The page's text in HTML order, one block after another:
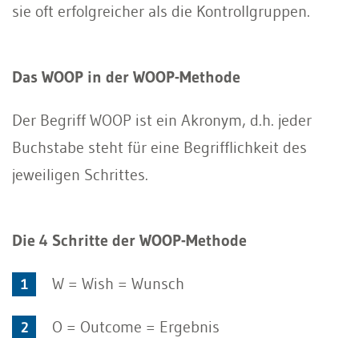
sie oft erfolgreicher als die Kontrollgruppen.
Das WOOP in der WOOP-Methode
Der Begriff WOOP ist ein Akronym, d.h. jeder
Buchstabe steht für eine Begrifflichkeit des
jeweiligen Schrittes.
Die 4 Schritte der WOOP-Methode
W = Wish = Wunsch
O = Outcome = Ergebnis